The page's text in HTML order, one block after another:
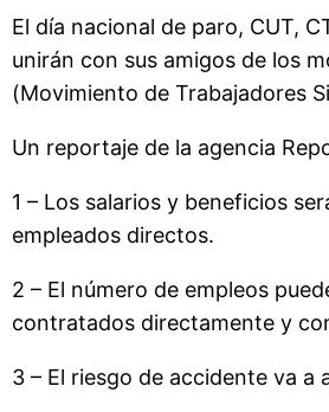
El día nacional de paro, CUT,
unirán con sus amigos de los
(Movimiento de Trabajadores
Un reportaje de la agencia
1 – Los salarios y beneficios
empleados directos.
2 – El número de empleos
contratados directamente y
3 – El riesgo de accidente va